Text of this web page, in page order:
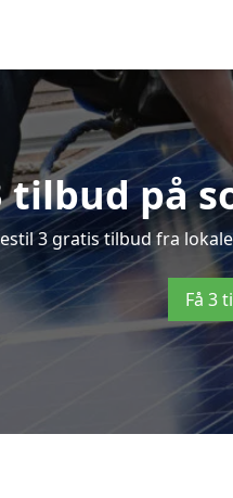
tilbud på
3 gratis tilbud fra
Få 3